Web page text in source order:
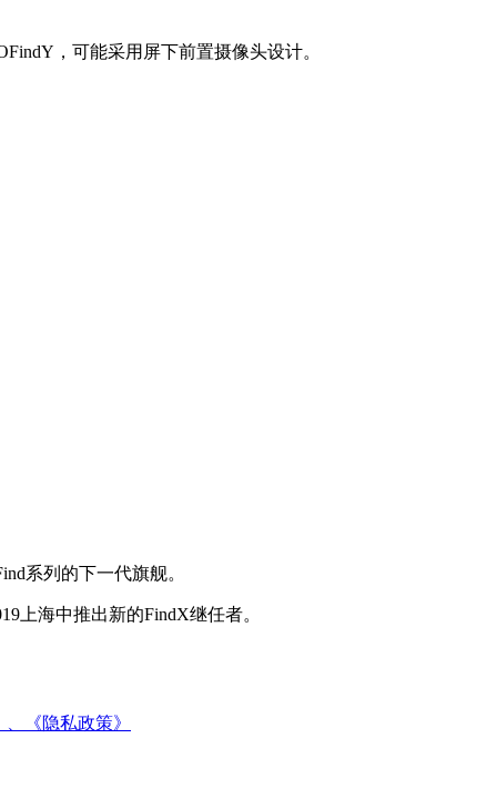
，可能采用屏下前置摄像头设计。
系列的下一代旗舰。
上海中推出新的FindX继任者。
《隐私政策》